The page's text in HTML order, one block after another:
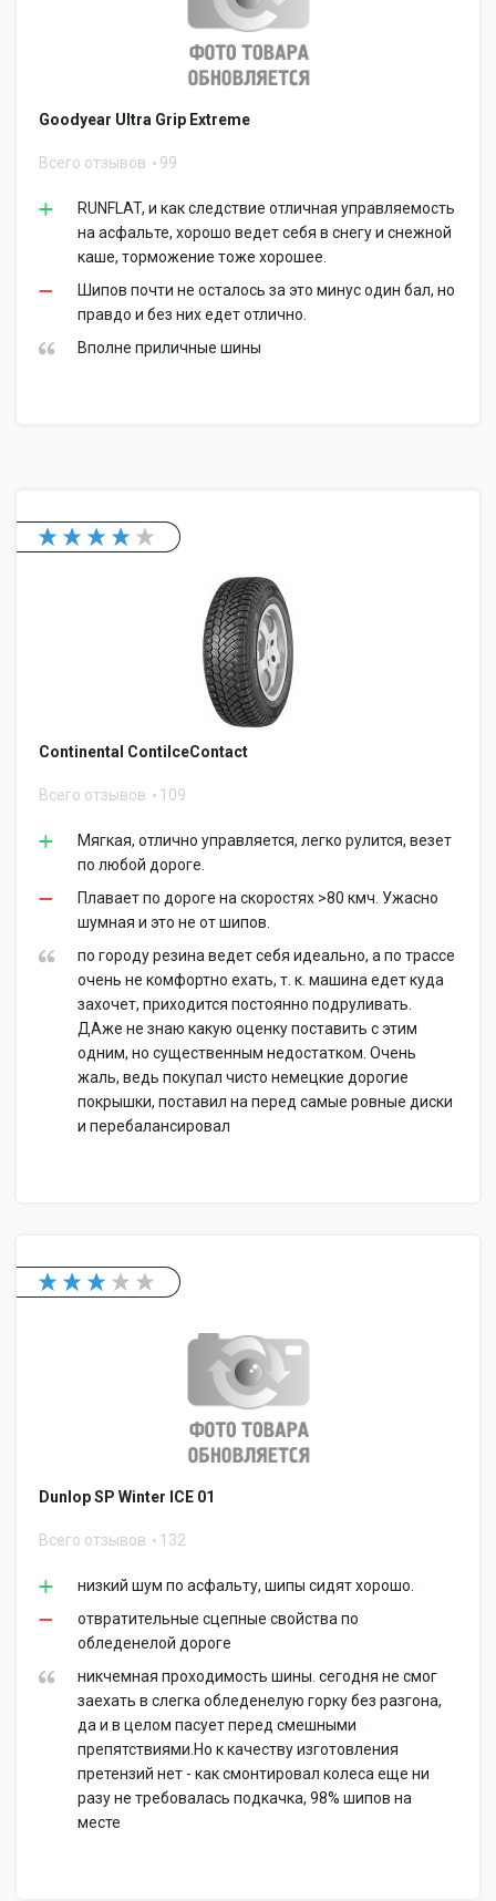
Goodyear Ultra Grip Extreme
Всего отзывов 99
RUNFLAT, и как следствие отличная управляемость
на асфальте, хорошо ведет себя в снегу и снежной
каше, торможение тоже хорошее.
Шипов почти не осталось за это минус один бал, но
правдо и без них едет отлично.
Вполне приличные шины
Continental ContiIceContact
Всего отзывов 109
Мягкая, отлично управляется, легко рулится, везет
по любой дороге.
Плавает по дороге на скоростях >80 кмч. Ужасно
шумная и это не от шипов.
по городу резина ведет себя идеально, а по трассе
очень не комфортно ехать, т. к. машина едет куда
захочет, приходится постоянно подруливать.
ДАже не знаю какую оценку поставить с этим
одним, но существенным недостатком. Очень
жаль, ведь покупал чисто немецкие дорогие
покрышки, поставил на перед самые ровные диски
и перебалансировал
Dunlop SP Winter ICE 01
Всего отзывов 132
низкий шум по асфальту, шипы сидят хорошо.
отвратительные сцепные свойства по
обледенелой дороге
никчемная проходимость шины. сегодня не смог
заехать в слегка обледенелую горку без разгона,
да и в целом пасует перед смешными
препятствиями.Но к качеству изготовления
претензий нет - как смонтировал колеса еще ни
разу не требовалась подкачка, 98% шипов на
месте